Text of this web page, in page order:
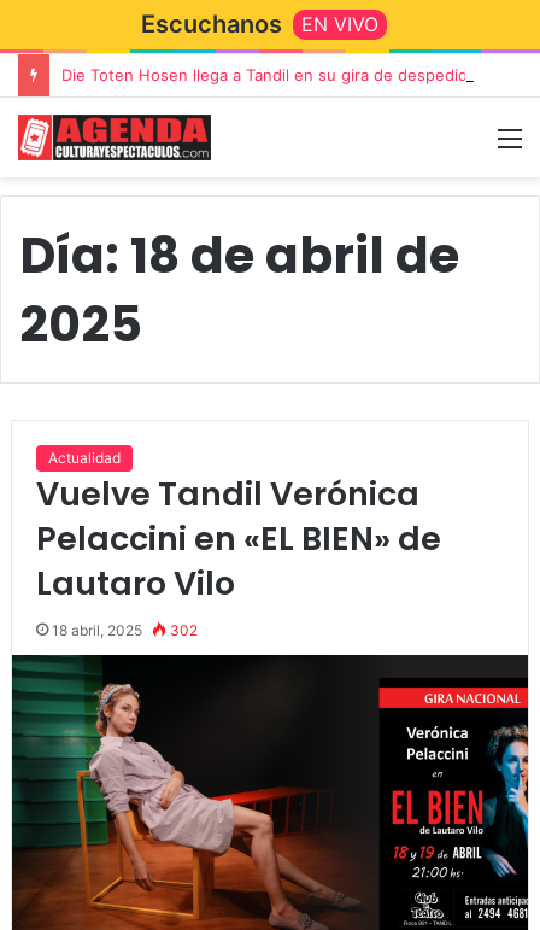
Escuchanos EN VIVO
Día: 18 de abril de
2025
Actualidad
Vuelve Tandil Verónica
Pelaccini en «EL BIEN» de
Lautaro Vilo
18 abril, 2025 302